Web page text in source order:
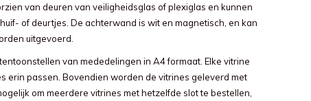
van deuren van veiligheidsglas of plexiglas en kunnen
of deurtjes. De achterwand is wit en magnetisch, en kan
uitgevoerd.
van mededelingen in A4 formaat. Elke vitrine
erin passen. Bovendien worden de vitrines geleverd met
om meerdere vitrines met hetzelfde slot te bestellen,